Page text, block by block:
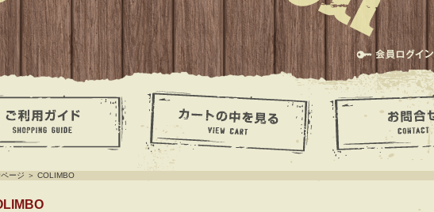
ージ ＞ COLIMBO